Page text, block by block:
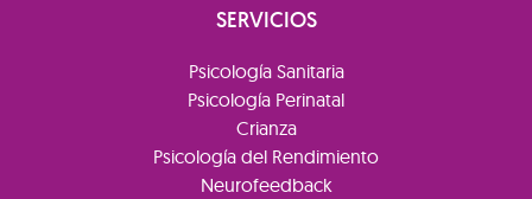
SERVICIOS
Psicología Sanitaria
Psicología Perinatal
Crianza
Psicología del Rendimiento
Neurofeedback